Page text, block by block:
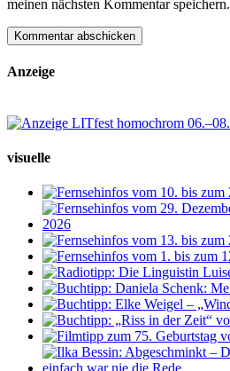
meinen nächsten Kommentar speichern.
Anzeige
visuelle